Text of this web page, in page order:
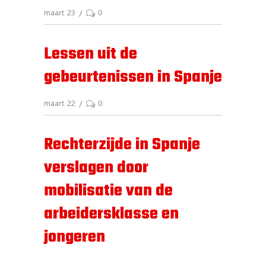
maart 23 0
Lessen uit de
gebeurtenissen in Spanje
maart 22 0
Rechterzijde in Spanje
verslagen door
mobilisatie van de
arbeidersklasse en
jongeren